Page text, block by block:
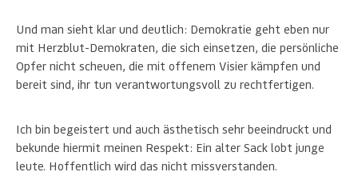
Und man sieht klar und deutlich: Demokratie geht eben nur
mit Herzblut-Demokraten, die sich einsetzen, die persönliche
Opfer nicht scheuen, die mit offenem Visier kämpfen und
bereit sind, ihr tun verantwortungsvoll zu rechtfertigen.
Ich bin begeistert und auch ästhetisch sehr beeindruckt und
bekunde hiermit meinen Respekt: Ein alter Sack lobt junge
leute. Hoffentlich wird das nicht missverstanden.